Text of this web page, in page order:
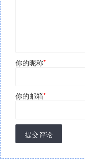
你的昵称*
你的邮箱*
提交评论